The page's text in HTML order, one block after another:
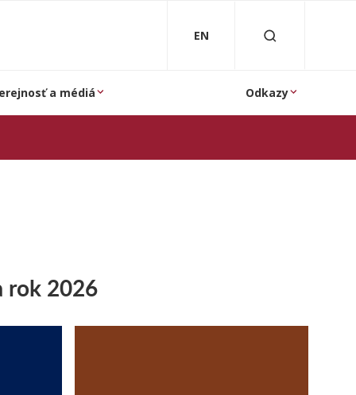
EN
a médiá Odkazy
rok 2026